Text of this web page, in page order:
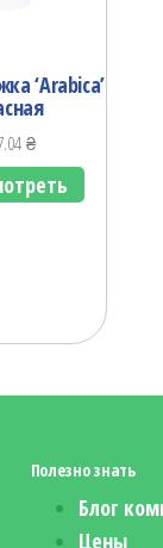
‘Arabicа’
₴
Полезно знать
Блог
Цены